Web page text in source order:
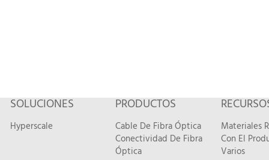
SOLUCIONES
Hyperscale
PRODUCTOS
Cable De Fibra Óptica
Conectividad De Fibra
Óptica
Materiales
Con El
Varios